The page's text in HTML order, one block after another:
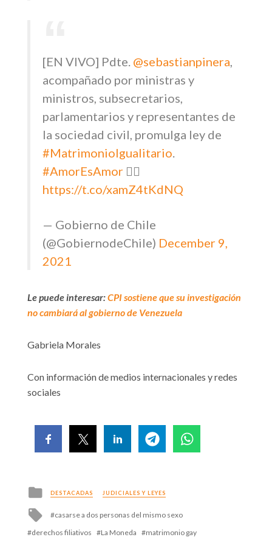
[EN VIVO] Pdte. @sebastianpinera,
acompañado por ministras y
ministros, subsecretarios,
parlamentarios y representantes de
la sociedad civil, promulga ley de
#MatrimonioIgualitario.
#AmorEsAmor 🏳️‍🌈
https://t.co/xamZ4tKdNQ
— Gobierno de Chile
(@GobiernodeChile) December 9,
2021
Le puede interesar:CPI sostiene que su investigación
no cambiará al gobierno de Venezuela
Gabriela Morales
Con información de medios internacionales y redes
sociales
Posted
in
DESTACADAS JUDICIALES Y LEYES
Tagged
casarse a dos personas del mismo sexo
derechos filiativos
La Moneda matrimonio gay